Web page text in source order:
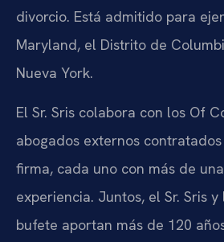
divorcio. Está admitido para
Maryland, el Distrito de
Nueva York.
El Sr. Sris colabora con los Of
abogados externos
firma, cada uno con más de
experiencia. Juntos, el Sr. Sris
bufete aportan más de 120